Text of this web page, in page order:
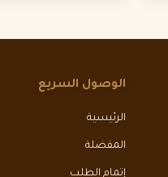
الوصول السريع
الرئيسية
المفضلة
إتمام الطلب